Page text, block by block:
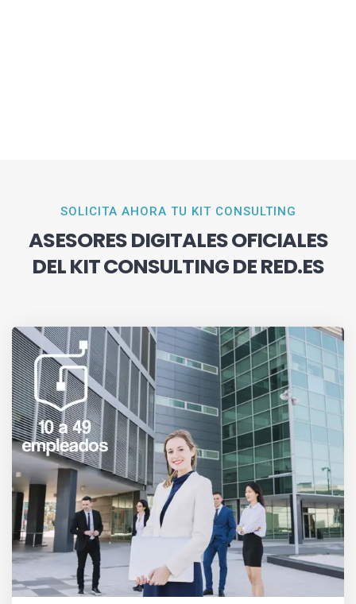
SOLICITA AHORA TU KIT CONSULTING
ASESORES DIGITALES OFICIALES
DEL KIT CONSULTING DE RED.ES